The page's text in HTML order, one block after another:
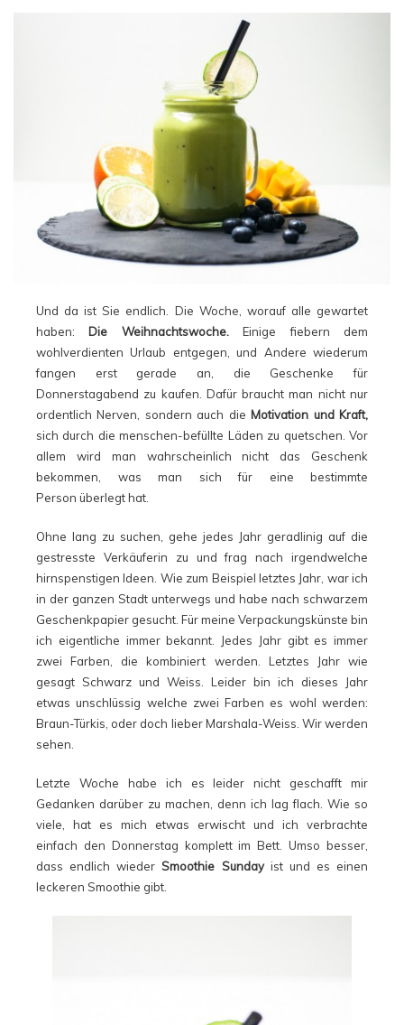
Und da ist Sie endlich. Die Woche, worauf alle gewartet
haben: Die Weihnachtswoche.Einige fiebern dem
wohlverdienten Urlaub entgegen, und Andere wiederum
fangen erst gerade an, die Geschenke für
Donnerstagabend zu kaufen. Dafür braucht man nicht nur
ordentlich Nerven, sondern auch die Motivation und Kraft,
sich durch die menschen-befüllte Läden zu quetschen. Vor
allem wird man wahrscheinlich nicht das Geschenk
bekommen, was man sich für eine bestimmte
Person überlegt hat.
Ohne lang zu suchen, gehe jedes Jahr geradlinig auf die
gestresste Verkäuferin zu und frag nach irgendwelche
hirnspenstigen Ideen. Wie zum Beispiel letztes Jahr, war ich
in der ganzen Stadt unterwegs und habe nach schwarzem
Geschenkpapier gesucht. Für meine Verpackungskünste bin
ich eigentliche immer bekannt. Jedes Jahr gibt es immer
zwei Farben, die kombiniert werden. Letztes Jahr wie
gesagt Schwarz und Weiss. Leider bin ich dieses Jahr
etwas unschlüssig welche zwei Farben es wohl werden:
Braun-Türkis, oder doch lieber Marshala-Weiss. Wir werden
sehen.
Letzte Woche habe ich es leider nicht geschafft mir
Gedanken darüber zu machen, denn ich lag flach. Wie so
viele, hat es mich etwas erwischt und ich verbrachte
einfach den Donnerstag komplett im Bett. Umso besser,
dass endlich wiederSmoothie Sunday ist und es einen
leckeren Smoothie gibt.